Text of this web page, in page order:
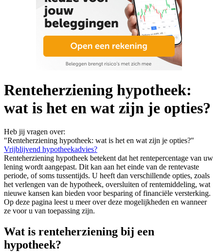
Renteherziening hypotheek:
wat is het en wat zijn je opties?
Heb jij vragen over:
"Renteherziening hypotheek: wat is het en wat zijn je opties?"
Vrijblijvend hypotheekadvies?
Renteherziening hypotheek betekent dat het rentepercentage van uw
lening wordt aangepast. Dit kan aan het einde van de rentevaste
periode, of soms tussentijds. U heeft dan verschillende opties, zoals
het verlengen van de hypotheek, oversluiten of rentemiddeling, wat
nieuwe kansen kan bieden voor besparing of financiële versterking.
Op deze pagina leest u meer over deze mogelijkheden en wanneer
ze voor u van toepassing zijn.
Wat is renteherziening bij een
hypotheek?